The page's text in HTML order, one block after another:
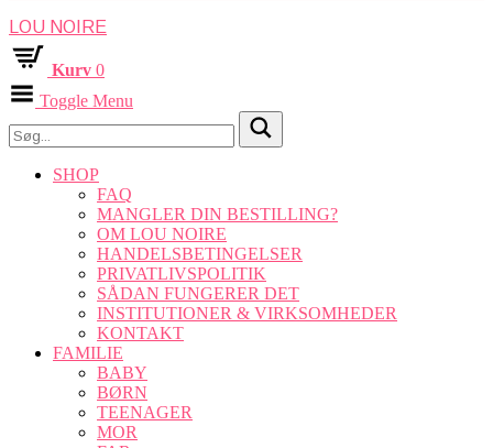
LOU NOIRE
Kurv 0
Toggle Menu
SHOP
FAQ
MANGLER DIN BESTILLING?
OM LOU NOIRE
HANDELSBETINGELSER
PRIVATLIVSPOLITIK
SÅDAN FUNGERER DET
INSTITUTIONER & VIRKSOMHEDER
KONTAKT
FAMILIE
BABY
BØRN
TEENAGER
MOR